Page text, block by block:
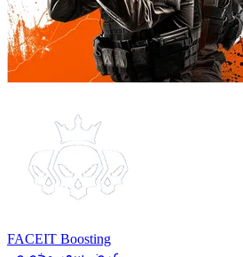
FACEIT Boosting